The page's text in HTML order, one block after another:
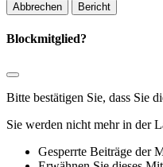
Bericht
Blockmitglied?
Bitte bestätigen Sie, dass Sie
Sie werden nicht mehr in der
Gesperrte Beiträge der